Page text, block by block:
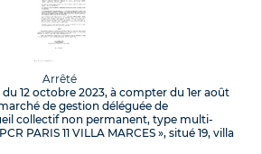
Arrêté
12 octobre 2023, à compter du 1er août
de gestion déléguée de
collectif non permanent, type multi-
PARIS 11 VILLA MARCES », situé 19, villa